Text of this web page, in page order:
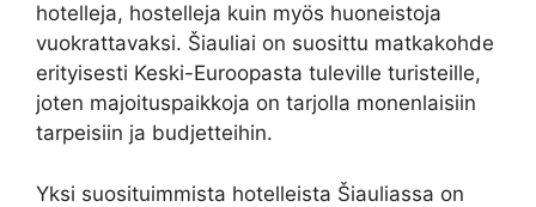
hotelleja, hostelleja kuin myös huoneistoja
vuokrattavaksi. Šiauliai on suosittu matkakohde
erityisesti Keski-Euroopasta tuleville turisteille,
joten majoituspaikkoja on tarjolla monenlaisiin
tarpeisiin ja budjetteihin.
Yksi suosituimmista hotelleista Šiauliassa on